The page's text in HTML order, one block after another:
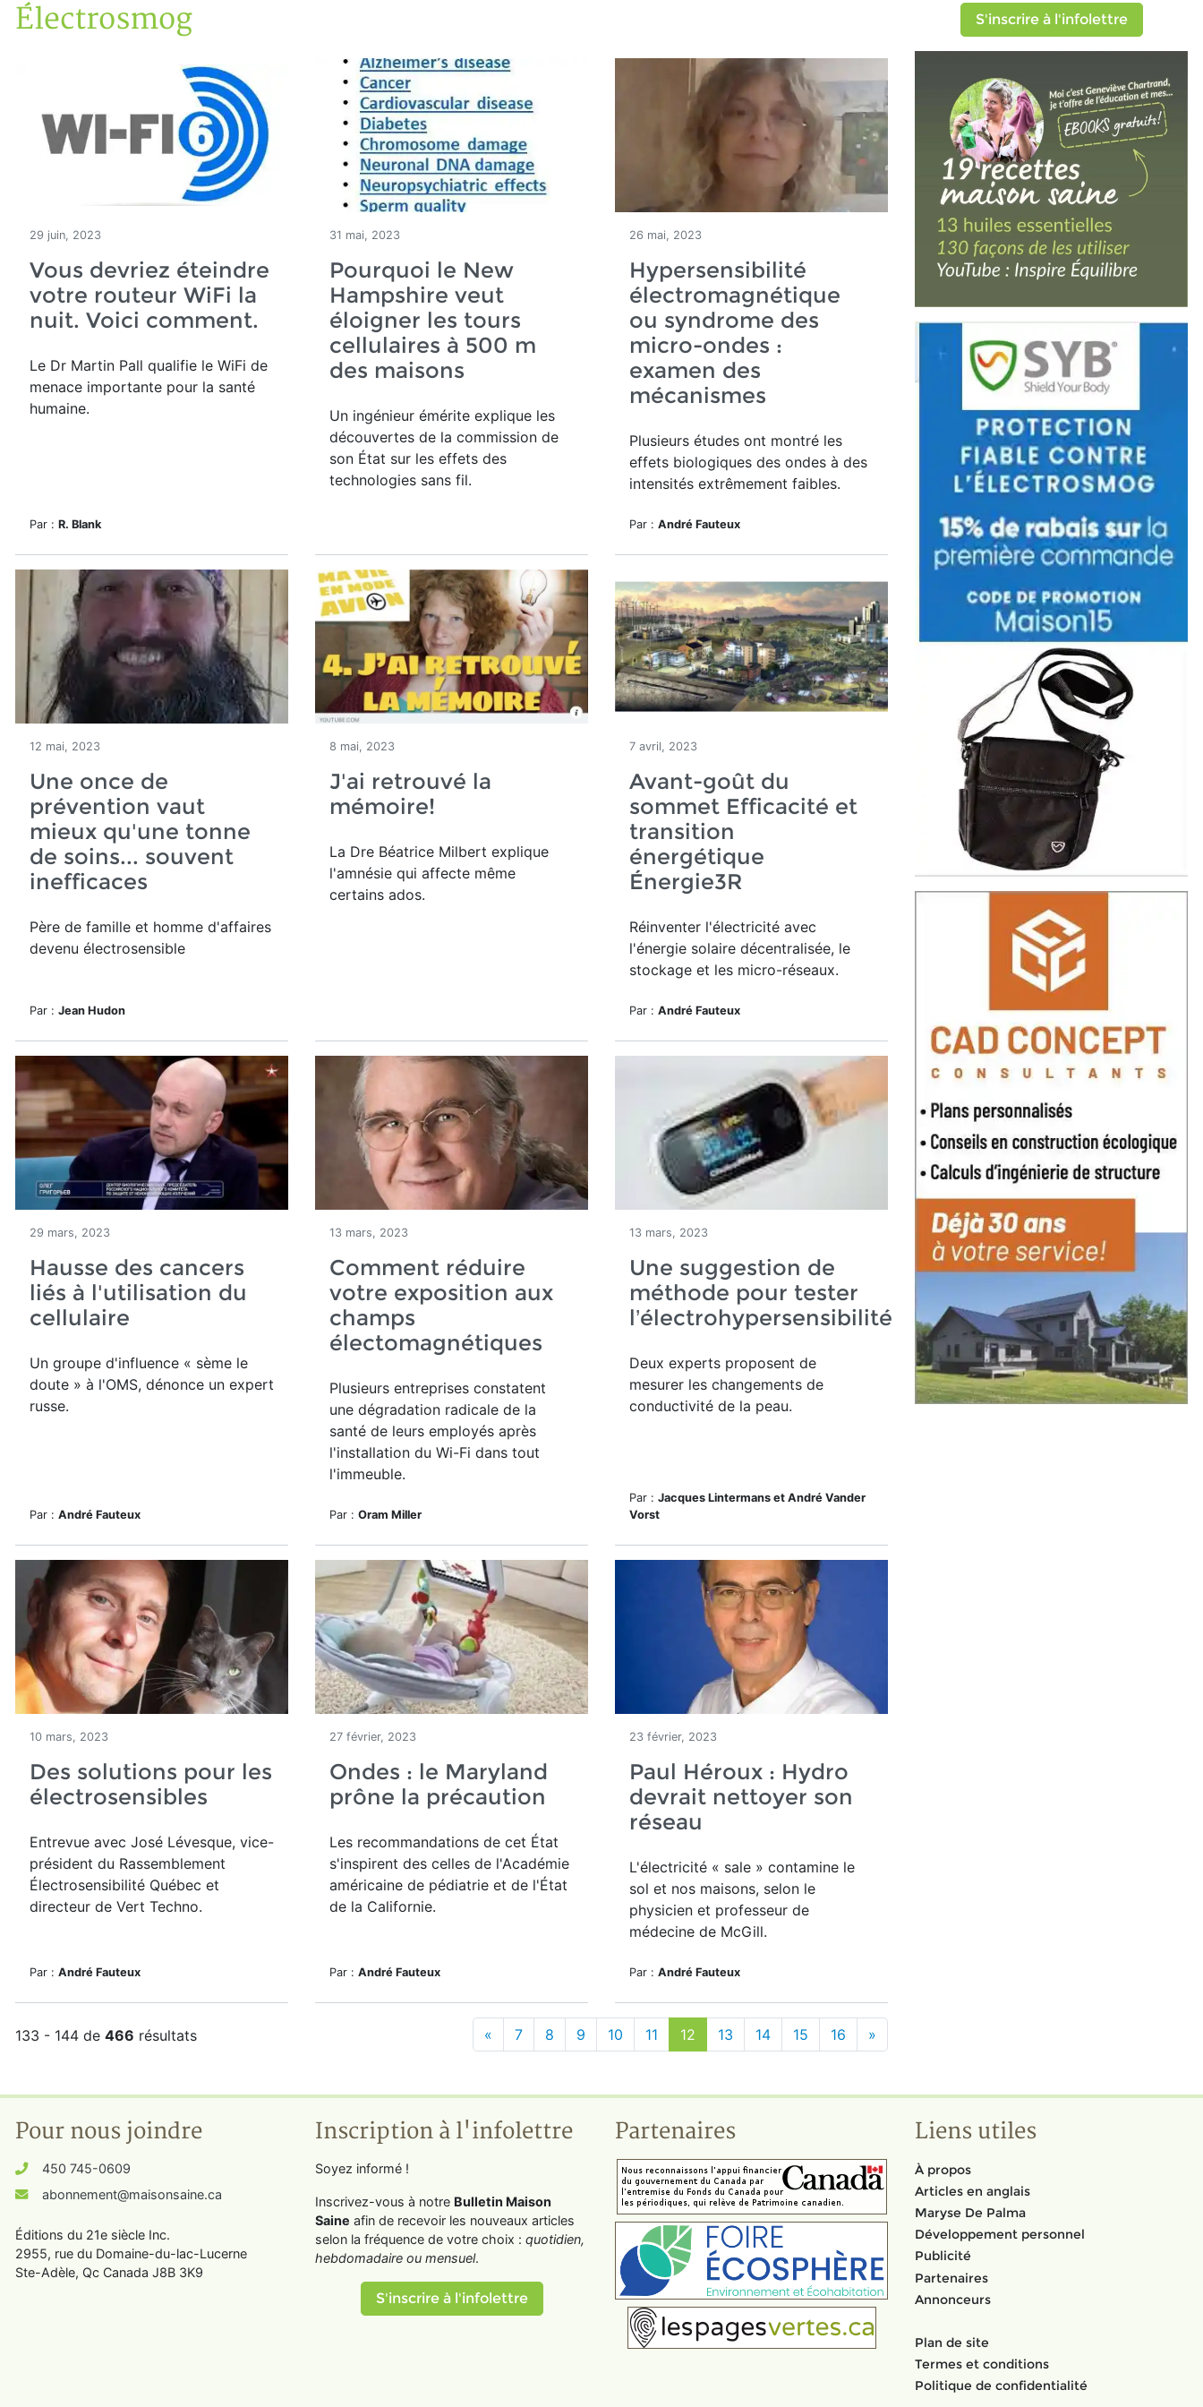
Accueil
Articles
Électrosmog
29 juin, 2023
Vous devriez éteindre
votre routeur WiFi la
nuit. Voici comment.
Le Dr Martin Pall qualifie le WiFi de
menace importante pour la santé
humaine.
Par : R. Blank
31 mai, 2023
Pourquoi le New
Hampshire veut
éloigner les tours
cellulaires à 500 m
des maisons
Un ingénieur émérite explique les
découvertes de la commission de
son État sur les effets des
technologies sans fil.
26 mai, 2023
Hypersensibilité
électromagnétique
ou syndrome des
micro-ondes :
examen des
mécanismes
Plusieurs études ont montré les
effets biologiques des ondes à des
intensités extrêmement faibles.
Par : André Fauteux
12 mai, 2023
Une once de
prévention vaut
mieux qu'une tonne
de soins... souvent
inefficaces
Père de famille et homme d'affaires
devenu électrosensible
Par : Jean Hudon
8 mai, 2023
J'ai retrouvé la
mémoire!
La Dre Béatrice Milbert explique
l'amnésie qui affecte même
certains ados.
7 avril, 2023
Avant-goût du
sommet Efficacité et
transition
énergétique
Énergie3R
Réinventer l'électricité avec
l'énergie solaire décentralisée, le
stockage et les micro-réseaux.
Par : André Fauteux
29 mars, 2023
Hausse des cancers
liés à l'utilisation du
cellulaire
Un groupe d'influence « sème le
doute » à l'OMS, dénonce un expert
russe.
Par : André Fauteux
13 mars, 2023
Comment réduire
votre exposition aux
champs
électomagnétiques
Plusieurs entreprises constatent
une dégradation radicale de la
santé de leurs employés après
l'installation du Wi-Fi dans tout
l'immeuble.
Par : Oram Miller
13 mars, 2023
Une suggestion de
méthode pour tester
l’électrohypersensibilité
Deux experts proposent de
mesurer les changements de
conductivité de la peau.
Par : Jacques Lintermans et André Vander
Vorst
10 mars, 2023
Des solutions pour les
électrosensibles
Entrevue avec José Lévesque, vice-
président du Rassemblement
Électrosensibilité Québec et
directeur de Vert Techno.
Par : André Fauteux
27 février, 2023
Ondes : le Maryland
prône la précaution
Les recommandations de cet État
s'inspirent des celles de l'Académie
américaine de pédiatrie et de l'État
de la Californie.
Par : André Fauteux
23 février, 2023
Paul Héroux : Hydro
devrait nettoyer son
réseau
L'électricité « sale » contamine le
sol et nos maisons, selon le
physicien et professeur de
médecine de McGill.
Par : André Fauteux
133 - 144 de 466 résultats « 7 8 9 10 11 12 13 14 15 16 »
S'inscrire à l'infolettre
Pour nous joindre
450 745-0609
abonnement@maisonsaine.ca
Éditions du 21e siècle Inc.
2955, rue du Domaine-du-lac-Lucerne
Ste-Adèle, Qc Canada J8B 3K9
Inscription à l'infolettre
Soyez informé !
Inscrivez-vous à notre Bulletin Maison
Saine afin de recevoir les nouveaux articles
selon la fréquence de votre choix : quotidien,
hebdomadaire ou mensuel.
S'inscrire à l'infolettre
Partenaires Liens utiles
À propos
Articles en anglais
Maryse De Palma
Développement personnel
Publicité
Partenaires
Annonceurs
Plan de site
Termes et conditions
Politique de confidentialité